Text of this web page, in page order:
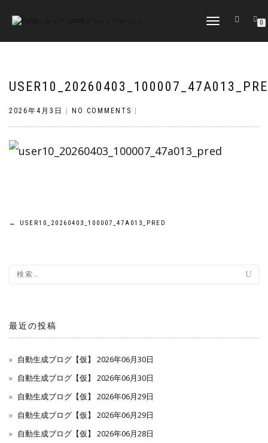
TOGGLE
0
2026年4月3日 NO COMMENTS
投
ナ
ゲ
ー
シ
ョ
ン
← USER10_20260403_100007_47A013_PRED
最近の投稿
自動生成ブログ【仮】 2026年06月30日
自動生成ブログ【仮】 2026年06月30日
自動生成ブログ【仮】 2026年06月29日
自動生成ブログ【仮】 2026年06月29日
自動生成ブログ【仮】 2026年06月28日